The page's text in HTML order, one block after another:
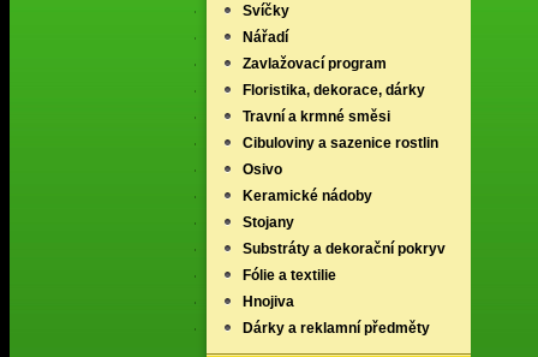
Svíčky
Nářadí
Zavlažovací program
Floristika, dekorace, dárky
Travní a krmné směsi
Cibuloviny a sazenice rostlin
Osivo
Keramické nádoby
Stojany
Substráty a dekorační pokryv
Fólie a textilie
Hnojiva
Dárky a reklamní předměty